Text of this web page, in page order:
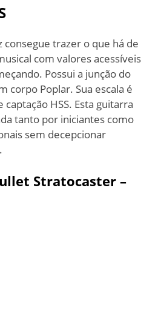
consegue trazer o que há de
com valores acessíveis
Possui a junção do
corpo Poplar. Sua escala é
HSS. Esta guitarra
tanto por iniciantes como
sem decepcionar
Stratocaster –